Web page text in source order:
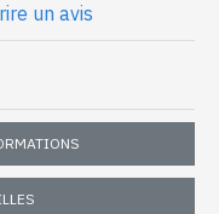
Marbre -
un avis